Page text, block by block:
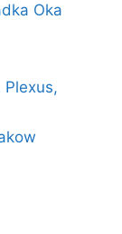
Oka
Plexus,